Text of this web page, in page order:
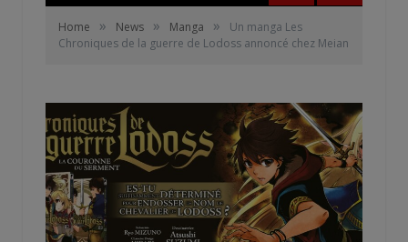
Home » News » Manga »
Un manga Les
Chroniques de la guerre de Lodoss annoncé chez Meian